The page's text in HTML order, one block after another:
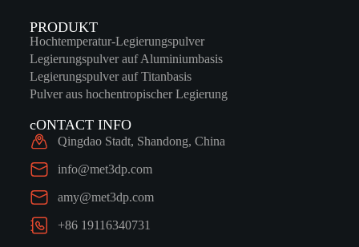
PRODUKT
Hochtemperatur-Legierungspulver
Legierungspulver auf Aluminiumbasis
Legierungspulver auf Titanbasis
Pulver aus hochentropischer Legierung
cONTACT INFO
Qingdao Stadt, Shandong, China
info@met3dp.com
amy@met3dp.com
+86 19116340731